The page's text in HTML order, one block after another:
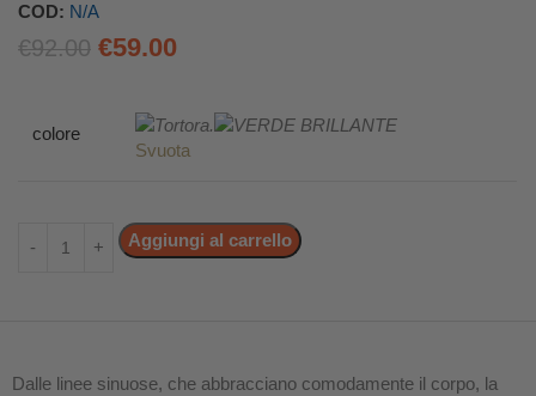
COD: N/A
€92.00 €59.00
colore
Svuota
Aggiungi al carrello
Dalle linee sinuose, che abbracciano comodamente il corpo, la